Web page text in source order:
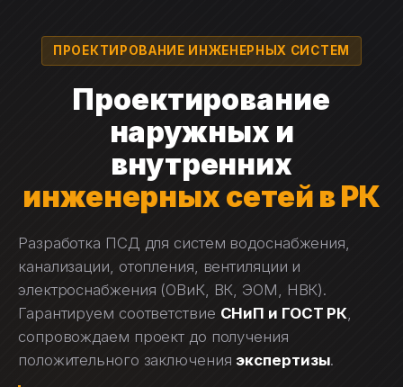
содержимому
ПРОЕКТИРОВАНИЕ ИНЖЕНЕРНЫХ СИСТЕМ
Проектирование
наружных и
внутренних
инженерных сетей в РК
Разработка ПСД для систем водоснабжения,
канализации, отопления, вентиляции и
электроснабжения (ОВиК, ВК, ЭОМ, НВК).
Гарантируем соответствие СНиП и ГОСТ РК,
сопровождаем проект до получения
положительного заключения экспертизы.